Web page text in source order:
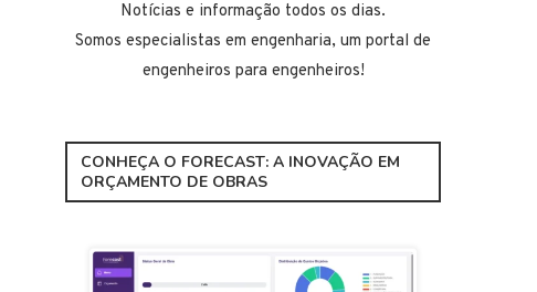
Notícias e informação todos os dias.
Somos especialistas em engenharia, um portal de
engenheiros para engenheiros!
CONHEÇA O FORECAST: A INOVAÇÃO EM
ORÇAMENTO DE OBRAS